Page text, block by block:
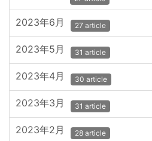
2023年6月 27 article
2023年5月 31 article
2023年4月 30 article
2023年3月 31 article
2023年2月 28 article